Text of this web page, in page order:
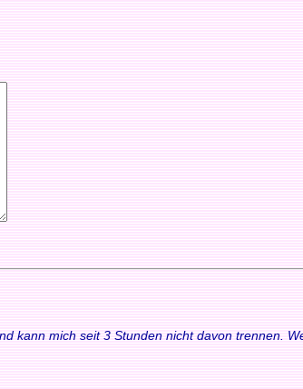
kann mich seit 3 Stunden nicht davon trennen.